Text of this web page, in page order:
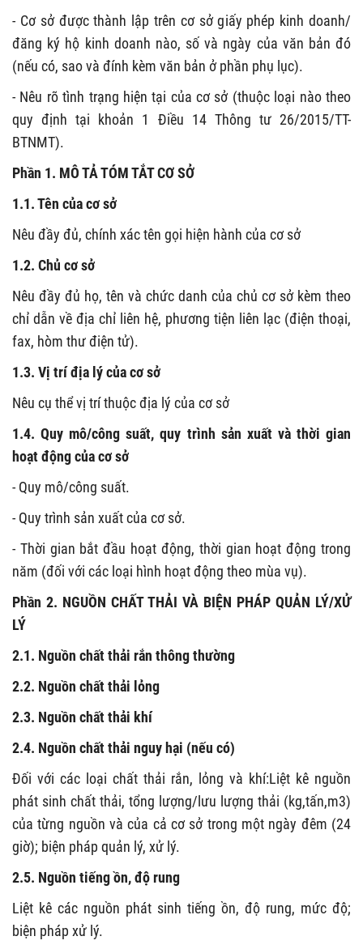
- Cơ sở được thành lập trên cơ sở giấy phép kinh doanh/
đăng ký hộ kinh doanh nào, số và ngày của văn bản đó
(nếu có, sao và đính kèm văn bản ở phần phụ lục).
- Nêu rõ tình trạng hiện tại của cơ sở (thuộc loại nào theo
quy định tại khoản 1 Điều 14 Thông tư 26/2015/TT-
BTNMT).
Phần 1. MÔ TẢ TÓM TẮT CƠ SỞ
1.1. Tên của cơ sở
Nêu đầy đủ, chính xác tên gọi hiện hành của cơ sở
1.2. Chủ cơ sở
Nêu đầy đủ họ, tên và chức danh của chủ cơ sở kèm theo
chỉ dẫn về địa chỉ liên hệ, phương tiện liên lạc (điện thoại,
fax, hòm thư điện tử).
1.3. Vị trí địa lý của cơ sở
Nêu cụ thể vị trí thuộc địa lý của cơ sở
1.4. Quy mô/công suất, quy trình sản xuất và thời gian
hoạt động của cơ sở
- Quy mô/công suất.
- Quy trình sản xuất của cơ sở.
- Thời gian bắt đầu hoạt động, thời gian hoạt động trong
năm (đối với các loại hình hoạt động theo mùa vụ).
Phần 2. NGUỒN CHẤT THẢI VÀ BIỆN PHÁP QUẢN LÝ/XỬ
LÝ
2.1. Nguồn chất thải rắn thông thường
2.2. Nguồn chất thải lỏng
2.3. Nguồn chất thải khí
2.4. Nguồn chất thải nguy hại (nếu có)
Đối với các loại chất thải rắn, lỏng và khí:Liệt kê nguồn
phát sinh chất thải, tổng lượng/lưu lượng thải (kg,tấn,m3)
của từng nguồn và của cả cơ sở trong một ngày đêm (24
giờ); biện pháp quản lý, xử lý.
2.5. Nguồn tiếng ồn, độ rung
Liệt kê các nguồn phát sinh tiếng ồn, độ rung, mức độ;
biện pháp xử lý.